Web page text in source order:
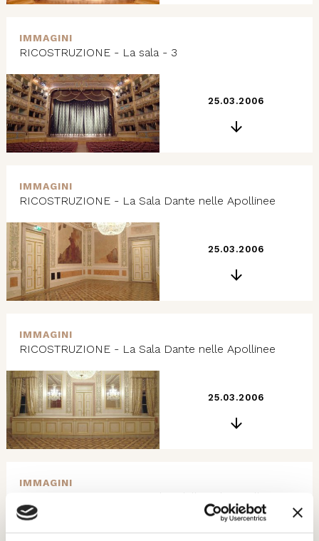
IMMAGINI
RICOSTRUZIONE - La sala - 3
25.03.2006
IMMAGINI
RICOSTRUZIONE - La Sala Dante nelle Apollinee
25.03.2006
IMMAGINI
RICOSTRUZIONE - La Sala Dante nelle Apollinee
25.03.2006
IMMAGINI
RICOSTRUZIONE - Particolari delle Sale Apollinee